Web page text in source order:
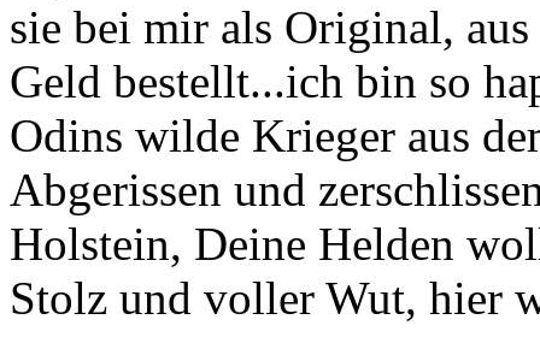
sie bei mir als Original,
Geld bestellt...ich bin so
Odins wilde Krieger aus
Abgerissen und
Holstein, Deine Helden
Stolz und voller Wut, hier